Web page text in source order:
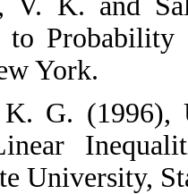
to
Sons‎, ‎New
‎Saikali‎, ‎K‎.
for
State